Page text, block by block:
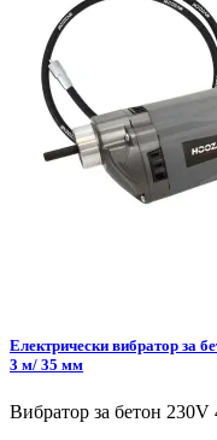
Електрически вибратор за
3 м/ 35 мм
Вибратор за бетон 230V